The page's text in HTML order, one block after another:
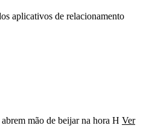
aplicativos de relacionamento
mão de beijar na hora H Ver